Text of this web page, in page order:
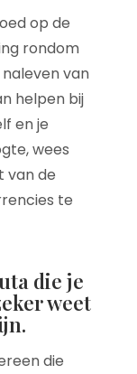
op de
rondom
van
helpen bij
en je
wees
van de
te
die je
weet
die